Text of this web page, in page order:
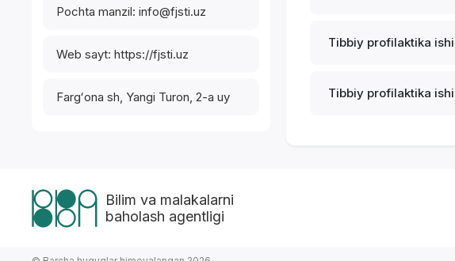
Pochta manzil: info@fjsti.uz
Web sayt: https://fjsti.uz
Fargʻona sh, Yangi Turon, 2-a uy
Tibbiy profilaktika ishi
Tibbiy profilaktika ishi
Bilim va malakalarni
baholash agentligi